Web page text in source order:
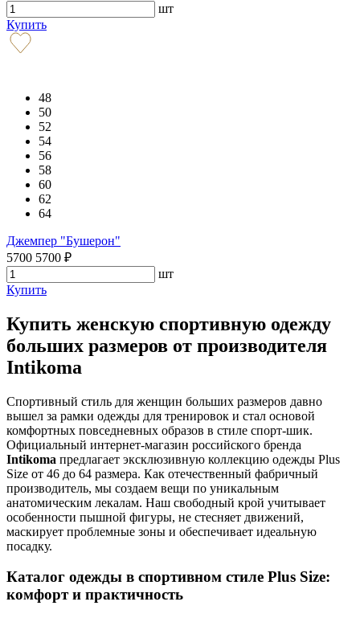
шт
Купить
48
50
52
54
56
58
60
62
64
Джемпер "Бушерон"
5700 5700 ₽
шт
Купить
Купить женскую спортивную одежду
больших размеров от производителя
Intikoma
Спортивный стиль для женщин больших размеров давно
вышел за рамки одежды для тренировок и стал основой
комфортных повседневных образов в стиле спорт-шик.
Официальный интернет-магазин российского бренда
Intikoma предлагает эксклюзивную коллекцию одежды Plus
Size от 46 до 64 размера. Как отечественный фабричный
производитель, мы создаем вещи по уникальным
анатомическим лекалам. Наш свободный крой учитывает
особенности пышной фигуры, не стесняет движений,
маскирует проблемные зоны и обеспечивает идеальную
посадку.
Каталог одежды в спортивном стиле Plus Size:
комфорт и практичность